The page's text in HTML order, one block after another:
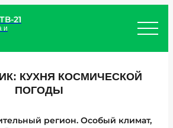
21
и
КУХНЯ КОСМИЧЕСКОЙ
ПОГОДЫ
регион. Особый климат,